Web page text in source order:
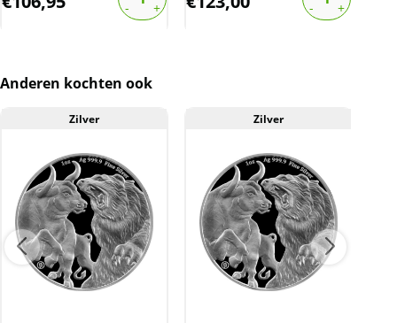
Anderen kochten ook
Zilver Zilver